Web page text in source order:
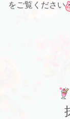
をご覧ください